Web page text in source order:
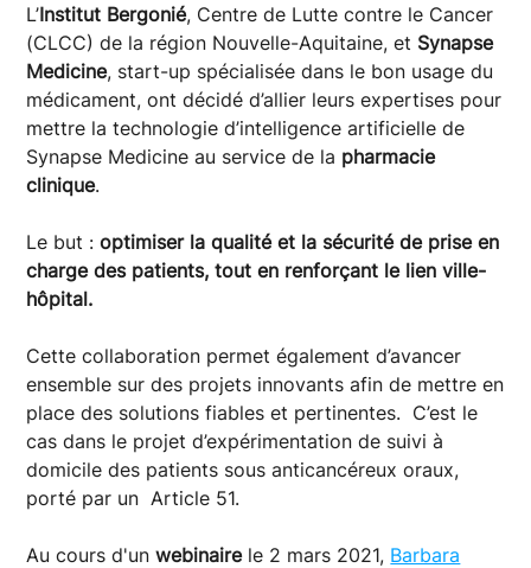
L’Institut Bergonié, Centre de Lutte contre le Cancer
(CLCC) de la région Nouvelle-Aquitaine, et Synapse
Medicine, start-up spécialisée dans le bon usage du
médicament, ont décidé d’allier leurs expertises pour
mettre la technologie d’intelligence artificielle de
Synapse Medicine au service de la pharmacie
clinique.
Le but :optimiser la qualité et la sécurité de prise en
charge des patients, tout en renforçant le lien ville-
hôpital.
Cette collaboration permet également d’avancer
ensemble sur des projets innovants afin de mettre en
place des solutions fiables et pertinentes. C’est le
cas dans le projet d’expérimentation de suivi à
domicile des patients sous anticancéreux oraux,
porté par un Article 51.
Au cours d'unwebinaire le 2 mars 2021, Barbara